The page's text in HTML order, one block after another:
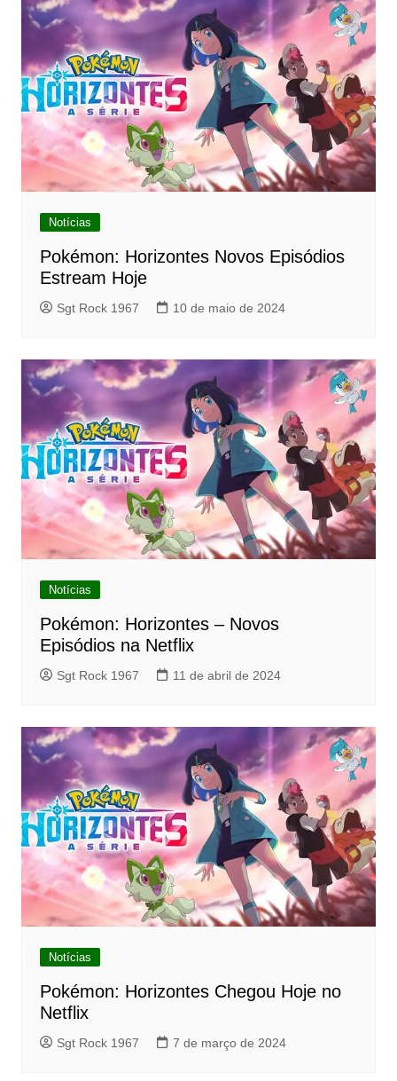
Notícias
Pokémon: Horizontes Novos Episódios
Estream Hoje
Sgt Rock 1967 10 de maio de 2024
Notícias
Pokémon: Horizontes – Novos
Episódios na Netflix
Sgt Rock 1967 11 de abril de 2024
Notícias
Pokémon: Horizontes Chegou Hoje no
Netflix
Sgt Rock 1967 7 de março de 2024